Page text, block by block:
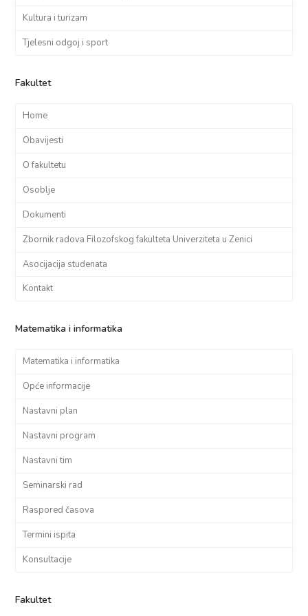
Kultura i turizam
Tjelesni odgoj i sport
Fakultet
Home
Obavijesti
O fakultetu
Osoblje
Dokumenti
Zbornik radova Filozofskog fakulteta Univerziteta u Zenici
Asocijacija studenata
Kontakt
Matematika i informatika
Matematika i informatika
Opće informacije
Nastavni plan
Nastavni program
Nastavni tim
Seminarski rad
Raspored časova
Termini ispita
Konsultacije
Fakultet